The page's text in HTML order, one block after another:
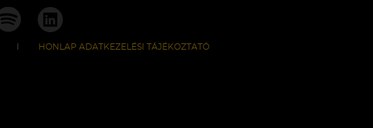
HONLAP ADATKEZELÉSI TÁJÉKOZTATÓ